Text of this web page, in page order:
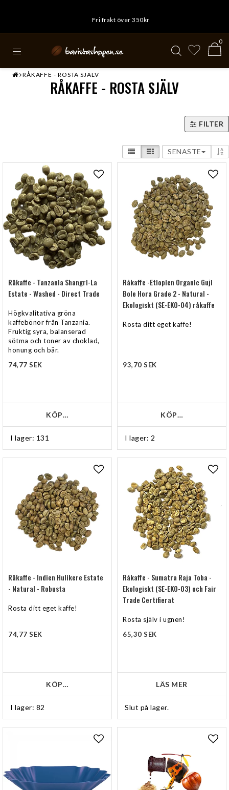
Fri frakt över 350kr
0
RÅKAFFE - ROSTA SJÄLV
RÅKAFFE - ROSTA SJÄLV
FILTER
SENASTE
Lägg till i favoritlistan
Råkaffe - Tanzania Shangri-La
Estate - Washed - Direct Trade
Högkvalitativa gröna
kaffebönor från Tanzania.
Fruktig syra, balanserad
sötma och toner av choklad,
honung och bär.
74,77 SEK
I lager: 131
KÖP…
Råkaffe -Etiopien Organic Guji
Bole Hora Grade 2 - Natural -
Ekologiskt (SE-EKO-04) råkaffe
Rosta ditt eget kaffe!
93,70 SEK
I lager: 2
KÖP…
Lägg till i favoritlistan
Råkaffe - Indien Hulikere Estate
- Natural - Robusta
Rosta ditt eget kaffe!
74,77 SEK
I lager: 82
KÖP…
Råkaffe - Sumatra Raja Toba -
Ekologiskt (SE-EKO-03) och Fair
Trade Certifierat
Rosta själv i ugnen!
65,30 SEK
Slut på lager.
LÄS MER
Lägg till i favoritlistan